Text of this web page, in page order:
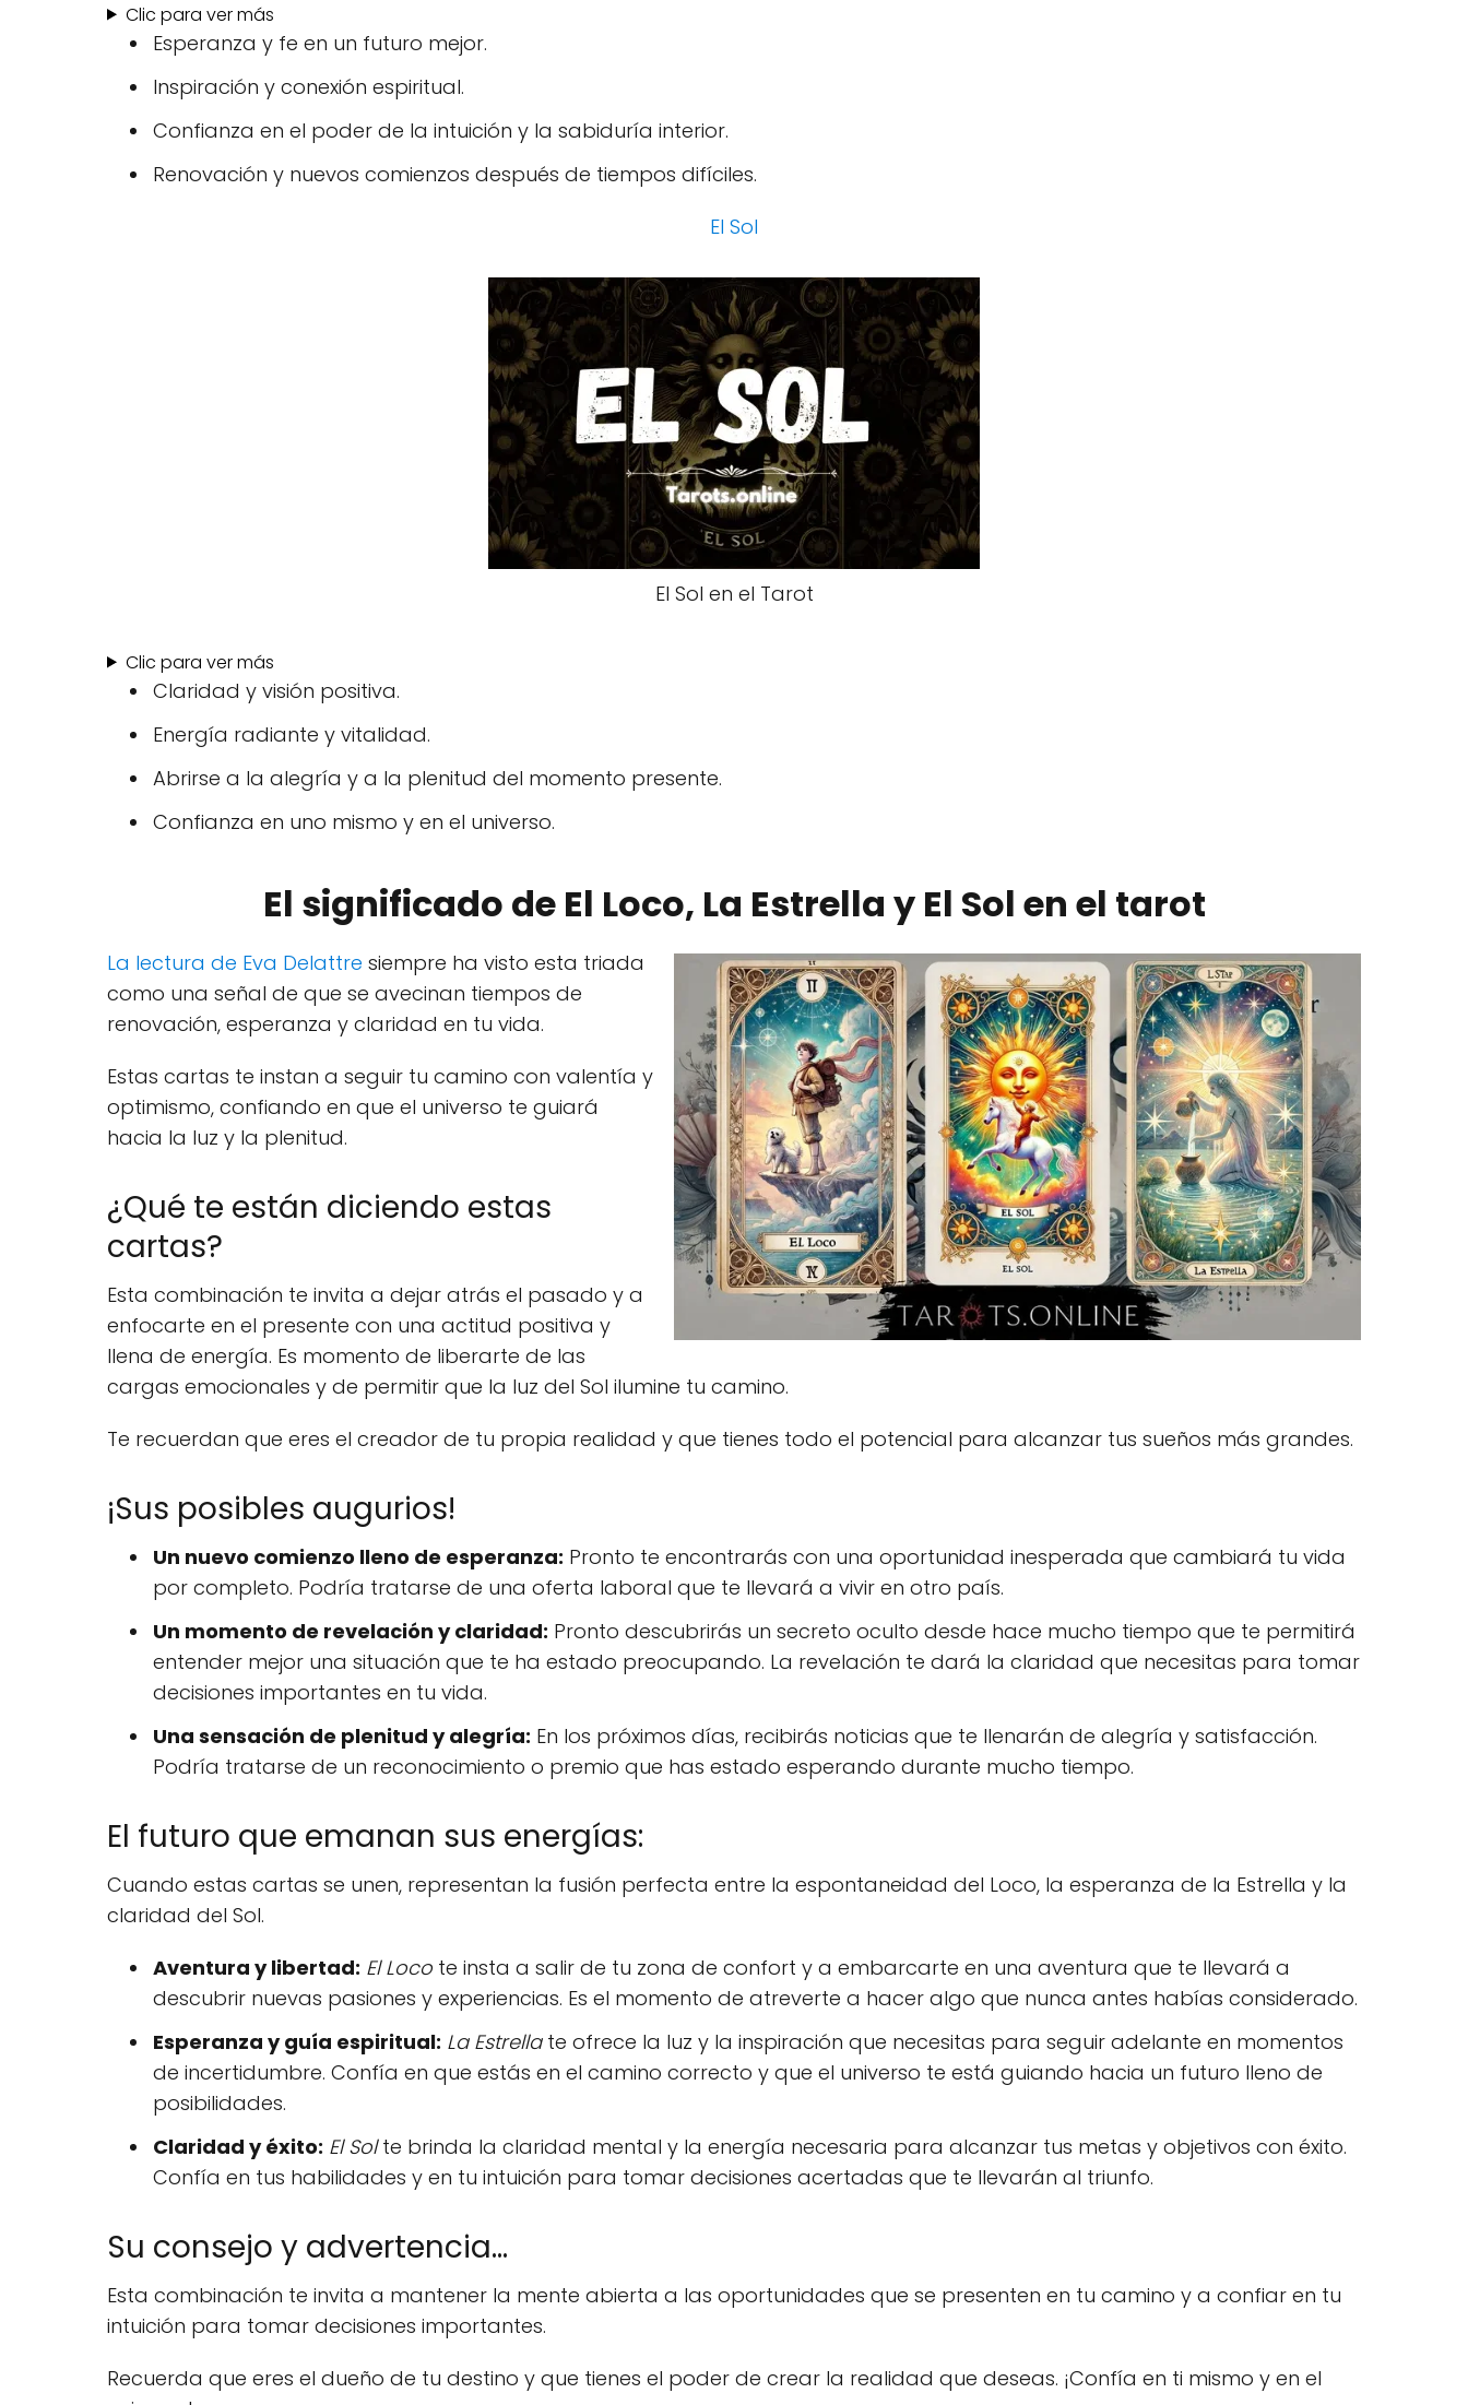
Clic para ver más
Esperanza y fe en un futuro mejor.
Inspiración y conexión espiritual.
Confianza en el poder de la intuición y la sabiduría interior.
Renovación y nuevos comienzos después de tiempos difíciles.
El Sol
El Sol en el Tarot
Clic para ver más
Claridad y visión positiva.
Energía radiante y vitalidad.
Abrirse a la alegría y a la plenitud del momento presente.
Confianza en uno mismo y en el universo.
El significado de El Loco, La Estrella y El Sol en el tarot
La lectura de Eva Delattre siempre ha visto esta triada
como una señal de que se avecinan tiempos de
renovación, esperanza y claridad en tu vida.
Estas cartas te instan a seguir tu camino con valentía y
optimismo, confiando en que el universo te guiará
hacia la luz y la plenitud.
¿Qué te están diciendo estas
cartas?
Esta combinación te invita a dejar atrás el pasado y a
enfocarte en el presente con una actitud positiva y
llena de energía. Es momento de liberarte de las
cargas emocionales y de permitir que la luz del Sol ilumine tu camino.
Te recuerdan que eres el creador de tu propia realidad y que tienes todo el potencial para alcanzar tus sueños más grandes.
¡Sus posibles augurios!
Un nuevo comienzo lleno de esperanza: Pronto te encontrarás con una oportunidad inesperada que cambiará tu vida
por completo. Podría tratarse de una oferta laboral que te llevará a vivir en otro país.
Un momento de revelación y claridad: Pronto descubrirás un secreto oculto desde hace mucho tiempo que te permitirá
entender mejor una situación que te ha estado preocupando. La revelación te dará la claridad que necesitas para tomar
decisiones importantes en tu vida.
Una sensación de plenitud y alegría: En los próximos días, recibirás noticias que te llenarán de alegría y satisfacción.
Podría tratarse de un reconocimiento o premio que has estado esperando durante mucho tiempo.
El futuro que emanan sus energías:
Cuando estas cartas se unen, representan la fusión perfecta entre la espontaneidad del Loco, la esperanza de la Estrella y la
claridad del Sol.
Aventura y libertad: El Loco te insta a salir de tu zona de confort y a embarcarte en una aventura que te llevará a
descubrir nuevas pasiones y experiencias. Es el momento de atreverte a hacer algo que nunca antes habías considerado.
Esperanza y guía espiritual: La Estrellate ofrece la luz y la inspiración que necesitas para seguir adelante en momentos
de incertidumbre. Confía en que estás en el camino correcto y que el universo te está guiando hacia un futuro lleno de
posibilidades.
Claridad y éxito: El Solte brinda la claridad mental y la energía necesaria para alcanzar tus metas y objetivos con éxito.
Confía en tus habilidades y en tu intuición para tomar decisiones acertadas que te llevarán al triunfo.
Su consejo y advertencia...
Esta combinación te invita a mantener la mente abierta a las oportunidades que se presenten en tu camino y a confiar en tu
intuición para tomar decisiones importantes.
Recuerda que eres el dueño de tu destino y que tienes el poder de crear la realidad que deseas. ¡Confía en ti mismo y en el